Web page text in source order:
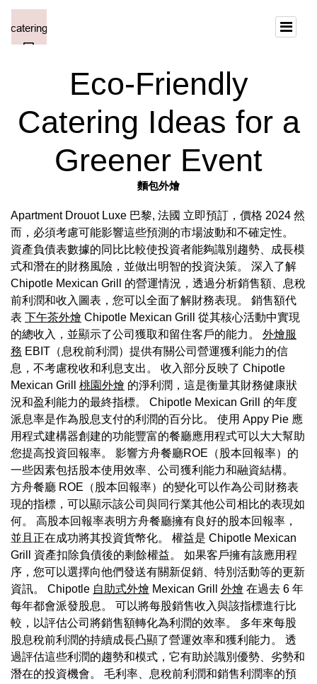
Eco-Friendly
Catering Ideas for a
Greener Event
麵包外燴
Apartment Drouot Luxe 巴黎, 法國 立即預訂，價格 2024 然
而，必須考慮可能影響這些預測的市場波動和不確定性。
資產負債表數據的同比比較使投資者能夠識別趨勢、成長模
式和潛在的財務風險，並做出明智的投資決策。 深入了解
Chipotle Mexican Grill 的營運情況，透過分析銷售額、息稅
前利潤和收入圖表，您可以全面了解財務表現。 銷售額代
表 下午茶外燴 Chipotle Mexican Grill 從其核心活動中實現
的總收入，並顯示了公司獲取和留住客戶的能力。 外燴服
務 EBIT（息稅前利潤）提供有關公司營運獲利能力的信
息，不考慮稅收和利息支出。 收入部分反映了 Chipotle
Mexican Grill 桃園外燴 的淨利潤，這是衡量其財務健康狀
況和盈利能力的最終指標。 Chipotle Mexican Grill 的年度
派息率是作為股息支付的利潤的百分比。 使用 Appy Pie 應
用程式建構器創建的功能豐富的餐廳應用程式可以大大幫助
您提高投資回報率。 影響方舟餐廳ROE（股本回報率）的
一些因素包括股本使用效率、公司獲利能力和融資結構。
方舟餐廳 ROE（股本回報率）的變化可以作為公司財務表
現的指標，可以顯示該公司與同行業其他公司相比的表現如
何。 高股本回報率表明方舟餐廳擁有良好的股本回報率，
並且正在成功將其投資貨幣化。 權益是 Chipotle Mexican
Grill 資產扣除負債後的剩餘權益。 如果客戶擁有該應用程
序，您可以選擇向他們發送有關新促銷、特別活動等的更新
資訊。 Chipotle 自助式外燴 Mexican Grill 外燴 在過去 6 年
每年都會派發股息。 可以將每股銷售收入與該指標進行比
較，以評估公司將銷售額轉化為利潤的效率。 多年來每股
股息稅前利潤的持續成長凸顯了營運效率和獲利能力。 透
過評估這些利潤的趨勢和模式，它有助於識別優勢、劣勢和
潛在的投資機會。 毛利率、息稅前利潤和銷售利潤率的預